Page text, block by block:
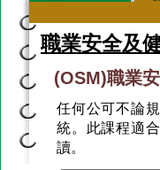
職業安全及
(OSM)職業
任何公可不論
統。此課程適
讀。